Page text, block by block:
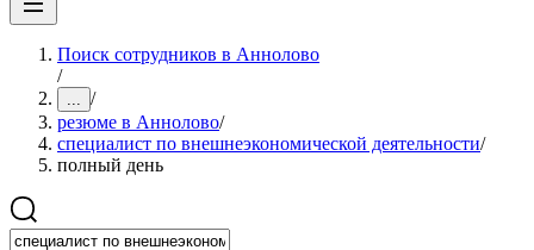
Поиск сотрудников в Аннолово
/
... /
резюме в Аннолово/
специалист по внешнеэкономической деятельности/
полный день